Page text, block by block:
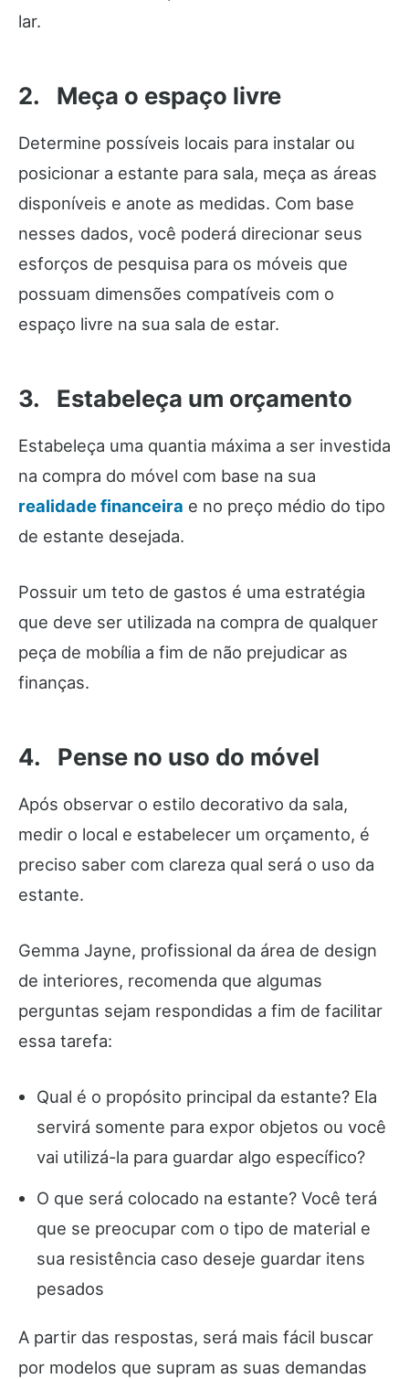
lar.
2. Meça o espaço livre
Determine possíveis locais para instalar ou
posicionar a estante para sala, meça as áreas
disponíveis e anote as medidas. Com base
nesses dados, você poderá direcionar seus
esforços de pesquisa para os móveis que
possuam dimensões compatíveis com o
espaço livre na sua sala de estar.
3. Estabeleça um orçamento
Estabeleça uma quantia máxima a ser investida
na compra do móvel com base na sua
realidade financeira e no preço médio do tipo
de estante desejada.
Possuir um teto de gastos é uma estratégia
que deve ser utilizada na compra de qualquer
peça de mobília a fim de não prejudicar as
finanças.
4. Pense no uso do móvel
Após observar o estilo decorativo da sala,
medir o local e estabelecer um orçamento, é
preciso saber com clareza qual será o uso da
estante.
Gemma Jayne, profissional da área de design
de interiores, recomenda que algumas
perguntas sejam respondidas a fim de facilitar
essa tarefa:
Qual é o propósito principal da estante? Ela
servirá somente para expor objetos ou você
vai utilizá-la para guardar algo específico?
O que será colocado na estante? Você terá
que se preocupar com o tipo de material e
sua resistência caso deseje guardar itens
pesados
A partir das respostas, será mais fácil buscar
por modelos que supram as suas demandas